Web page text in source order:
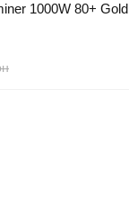
1000W 80+ Gold